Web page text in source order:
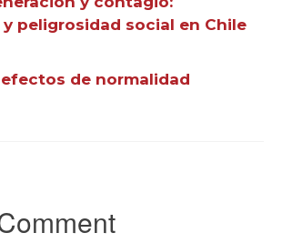
peligrosidad social en Chile
de normalidad